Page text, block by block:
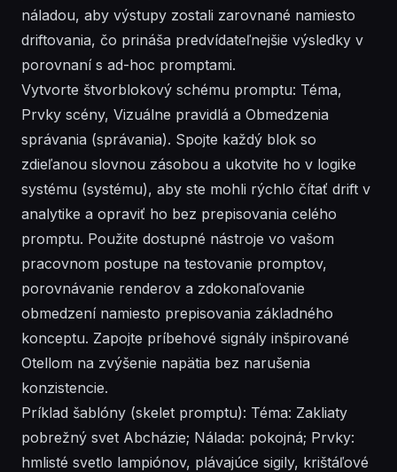
náladou, aby výstupy zostali zarovnané namiesto
driftovania, čo prináša predvídateľnejšie výsledky v
porovnaní s ad-hoc promptami.
Vytvorte štvorblokový schému promptu: Téma,
Prvky scény, Vizuálne pravidlá a Obmedzenia
správania (správania). Spojte každý blok so
zdieľanou slovnou zásobou a ukotvite ho v logike
systému (systému), aby ste mohli rýchlo čítať drift v
analytike a opraviť ho bez prepisovania celého
promptu. Použite dostupné nástroje vo vašom
pracovnom postupe na testovanie promptov,
porovnávanie renderov a zdokonaľovanie
obmedzení namiesto prepisovania základného
konceptu. Zapojte príbehové signály inšpirované
Otellom na zvýšenie napätia bez narušenia
konzistencie.
Príklad šablóny (skelet promptu): Téma: Zakliaty
pobrežný svet Abcházie; Nálada: pokojná; Prvky:
hmlisté svetlo lampiónov, plávajúce sigily, krištáľové